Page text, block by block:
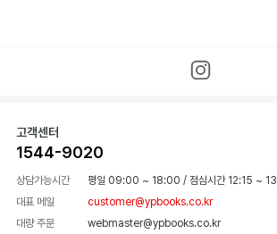
고객센터
1544-9020
상담가능시간 평일 09:00 ~ 18:00 / 점심시간 12:15 ~
대표 메일
customer@ypbooks.co.kr
대량 주문
webmaster@ypbooks.co.kr